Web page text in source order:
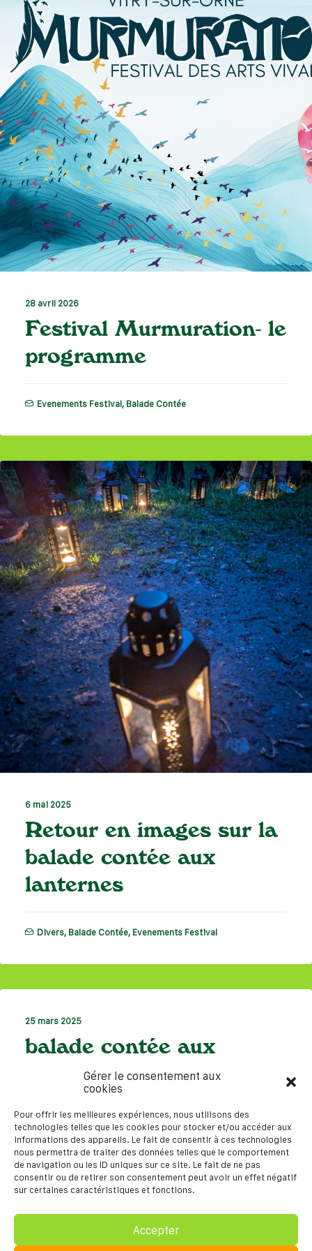
Gérer le consentement aux
cookies
Pour offrir les meilleures expériences, nous utilisons des
technologies telles que les cookies pour stocker et/ou accéder aux
informations des appareils. Le fait de consentir à ces technologies
nous permettra de traiter des données telles que le comportement
de navigation ou les ID uniques sur ce site. Le fait de ne pas
consentir ou de retirer son consentement peut avoir un effet négatif
sur certaines caractéristiques et fonctions.
Accepter
28 avril 2026
Festival Murmuration- le
programme
Evenements Festival, Balade Contée
6 mai 2025
Retour en images sur la
balade contée aux
lanternes
Divers, Balade Contée, Evenements Festival
25 mars 2025
balade contée aux
lanternes
Tous Public Balade Contée Spectacles